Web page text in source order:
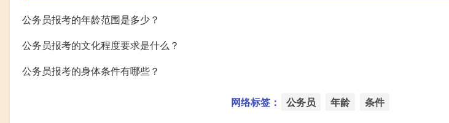
公务员报考的年龄范围是多少？
公务员报考的文化程度要求是什么？
公务员报考的身体条件有哪些？
网络标签： 公务员 年龄 条件